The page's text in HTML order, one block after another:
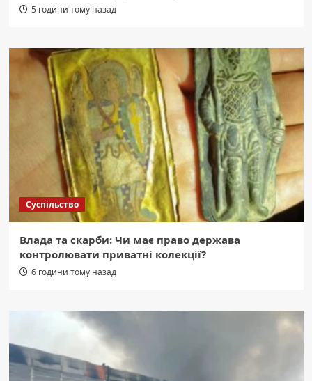
5 години тому назад
Суспільство
Влада та скарби: Чи має право держава
контролювати приватні колекції?
6 години тому назад